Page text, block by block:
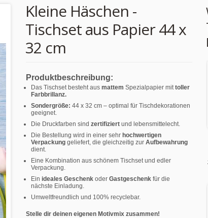
Kleine Häschen -
Tischset aus Papier 44 x
32 cm
Produktbeschreibung:
Das Tischset besteht aus mattem Spezialpapier mittoller
Farbbrillanz.
Sondergröße: 44 x 32 cm – optimal für Tischdekorationen
geeignet.
Die Druckfarben sind zertifiziert und lebensmittelecht.
Die Bestellung wird in einer sehr hochwertigen
Verpackung geliefert, die gleichzeitig zur Aufbewahrung
dient.
Eine Kombination aus schönem Tischset und edler
Verpackung.
Ein ideales Geschenk oder Gastgeschenk für die
nächste Einladung.
Umweltfreundlich und 100% recyclebar.
Stelle dir deinen eigenen Motivmix zusammen!